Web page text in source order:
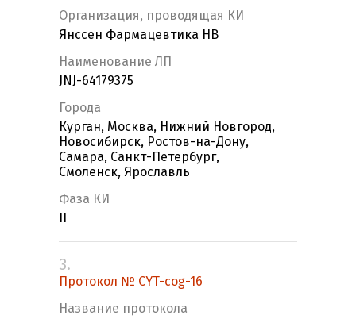
Организация, проводящая КИ
Янссен Фармацевтика НВ
Наименование ЛП
JNJ-64179375
Города
Курган, Москва, Нижний Новгород,
Новосибирск, Ростов-на-Дону,
Самара, Санкт-Петербург,
Смоленск, Ярославль
Фаза КИ
3.
Протокол № CYT-cog-16
Название протокола